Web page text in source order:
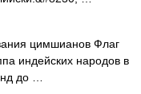
цимшианов Флаг
индейских народов в
до …